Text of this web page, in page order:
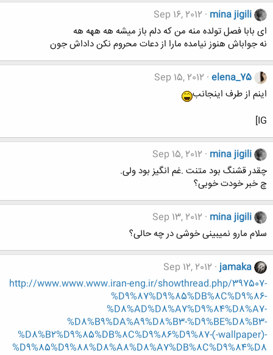
mina jigili
Sep 16, 2012
ای بابا فصل تولده منه من که دلم باز میشه هه ههه هه
نه جواباش هنوز نیامده مارا از دعات محروم نکن داداش جون
elena_75
Sep 15, 2012
اینم از طرف اینجانب
IG]
mina jigili
Sep 15, 2012
چقدر قشنگ بود متنت .غم انگیز بود ولی.
چ خبر خودت خوبی؟
mina jigili
Sep 13, 2012
سلام مارو نمیبینی خوشی در چه حالی؟
jamaka
Sep 12, 2012
http://www.www.www.iran-eng.ir/showthread.php/397507-
%D9%87%D9%85%DB%8C%D9%86-
%D8%AD%D8%A7%D9%84%D8%A7-
%D8%B9%DA%A9%D8%B3-%D9%BE%D8%B3-
%D8%B2%D9%85%DB%8C%D9%86%D9%87-(-wallpaper)-
%D9%85%D9%88%D8%A8%D8%A7%DB%8C%D9%84%D8